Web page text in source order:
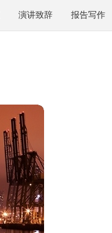
演讲致辞 报告写作